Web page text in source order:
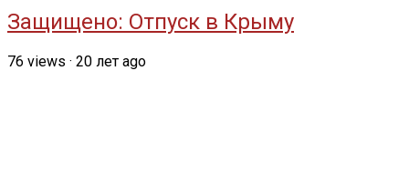
Защищено: Отпуск в Крыму
76 views · 20 лет ago